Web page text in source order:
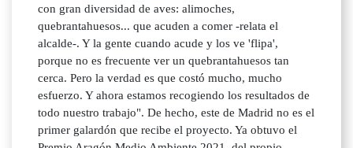
con gran diversidad de aves: alimoches,
quebrantahuesos... que acuden a comer -relata el
alcalde-. Y la gente cuando acude y los ve 'flipa',
porque no es frecuente ver un quebrantahuesos tan
cerca. Pero la verdad es que costó mucho, mucho
esfuerzo. Y ahora estamos recogiendo los resultados de
todo nuestro trabajo". De hecho, este de Madrid no es el
primer galardón que recibe el proyecto. Ya obtuvo el